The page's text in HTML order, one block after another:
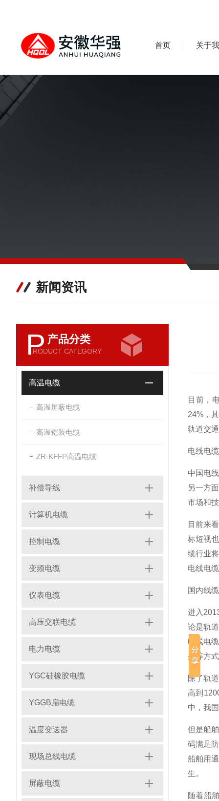
首页 关于
新闻资讯
P 产品分类
RODUCT CATEGORY
高温电缆
高温屏蔽电缆
高温铠装电缆
ZR-KFFP高温电缆
补偿导线
计算机电缆
控制电缆
变频电缆
仪表电缆
高压交联电缆
电力电缆
YGC硅橡胶电缆
YGGB扁电缆
温度变送器
现场总线电缆
屏蔽电缆
目前，
24%，
轨道交
电线电
中国 电
另一方
市场和
目前来
标短视
缆行业
电线电
国内线
进入
论是轨
电线电
持等方
除了轨
高到
中，我
但是船
码满足
船舶用
生。
随着船